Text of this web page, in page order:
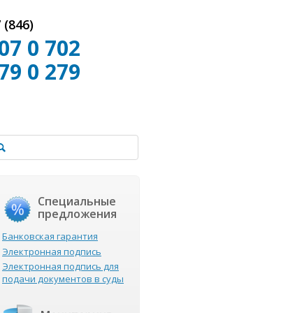
(846)
0 702
0 279
Специальные
предложения
Банковская гарантия
Электронная подпись
Электронная подпись для
подачи документов в суды